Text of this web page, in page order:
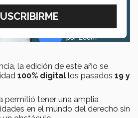
la edición de este año se
100% digital los pasados 19 y
permitió tener una amplia
en el mundo del derecho sin